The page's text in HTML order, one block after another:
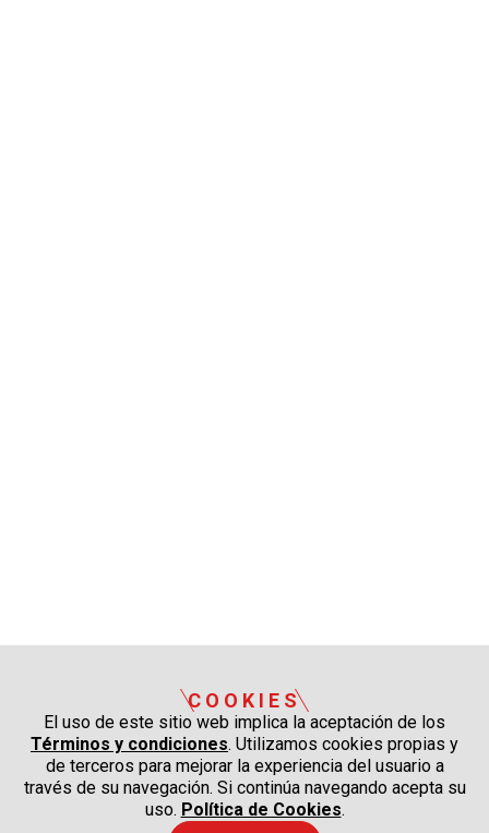
COOKIES
El uso de este sitio web implica la aceptación de los
Términos y condiciones. Utilizamos cookies propias y
de terceros para mejorar la experiencia del usuario a
través de su navegación. Si continúa navegando acepta su
uso. Política de Cookies.